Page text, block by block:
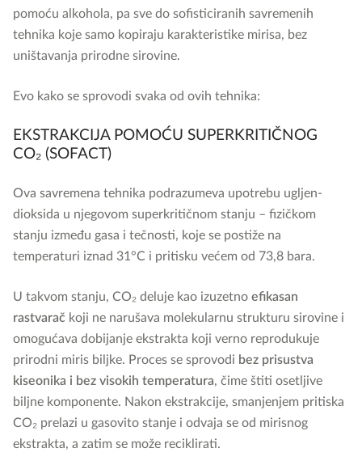
pomoću alkohola, pa sve do sofisticiranih savremenih
tehnika koje samo kopiraju karakteristike mirisa, bez
uništavanja prirodne sirovine.
Evo kako se sprovodi svaka od ovih tehnika:
EKSTRAKCIJA POMOĆU SUPERKRITIČNOG
CO₂ (SOFACT)
Ova savremena tehnika podrazumeva upotrebu ugljen-
dioksida u njegovom superkritičnom stanju – fizičkom
stanju između gasa i tečnosti, koje se postiže na
temperaturi iznad 31°C i pritisku većem od 73,8 bara.
U takvom stanju, CO₂ deluje kao izuzetno efikasan
rastvarač koji ne narušava molekularnu strukturu sirovine i
omogućava dobijanje ekstrakta koji verno reprodukuje
prirodni miris biljke. Proces se sprovodi bez prisustva
kiseonika i bez visokih temperatura, čime štiti osetljive
biljne komponente. Nakon ekstrakcije, smanjenjem pritiska
CO₂ prelazi u gasovito stanje i odvaja se od mirisnog
ekstrakta, a zatim se može reciklirati.